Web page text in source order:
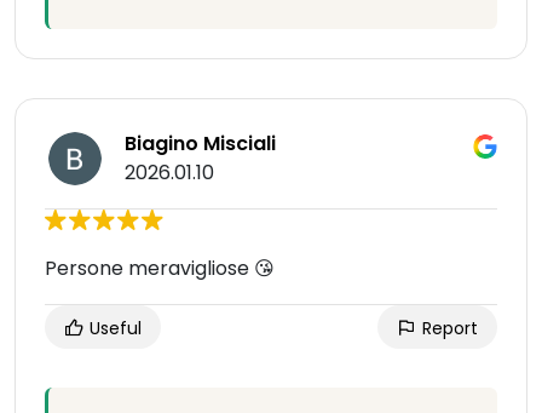
Biagino Misciali
2026.01.10
Persone meravigliose 😘
Useful Report